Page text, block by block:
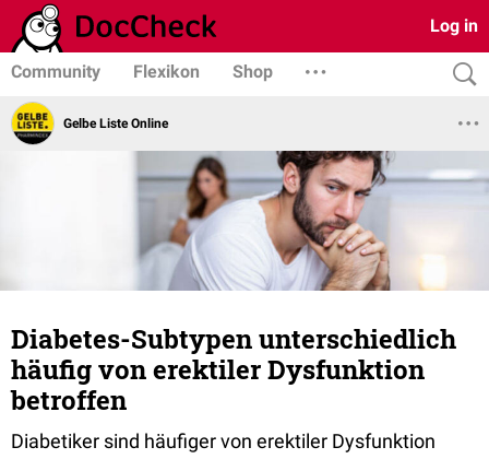
Log in
Community Flexikon Shop
Gelbe Liste Online
Diabetes-Subtypen unterschiedlich
häufig von erektiler Dysfunktion
betroffen
Diabetiker sind häufiger von erektiler Dysfunktion